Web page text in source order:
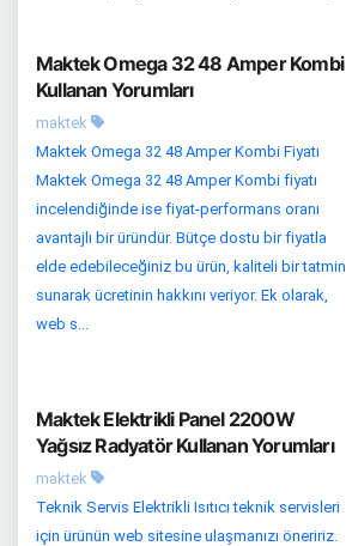
Maktek Omega 32 48 Amper Kombi
Kullanan Yorumları
maktek
Maktek Omega 32 48 Amper Kombi Fiyatı
Maktek Omega 32 48 Amper Kombi fiyatı
incelendiğinde ise fiyat-performans oranı
avantajlı bir üründür. Bütçe dostu bir fiyatla
elde edebileceğiniz bu ürün, kaliteli bir tatmin
sunarak ücretinin hakkını veriyor. Ek olarak,
web s...
Maktek Elektrikli Panel 2200W
Yağsız Radyatör Kullanan Yorumları
maktek
Teknik Servis Elektrikli Isıtıcı teknik servisleri
için ürünün web sitesine ulaşmanızı öneririz.